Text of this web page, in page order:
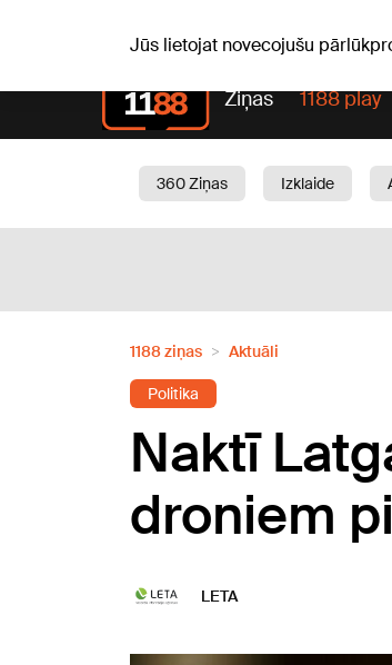
Jūs lietojat novecojušu
Ziņas 1188 play
360 Ziņas Izklaide
1188 ziņas Aktuāli
Politika
Naktī
droniem
LETA